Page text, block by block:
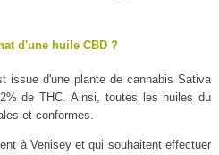
d'une huile CBD ?
issue d'une plante de cannabis Sativa
de THC. Ainsi, toutes les huiles du
et conformes.
à Venisey et qui souhaitent effectuer